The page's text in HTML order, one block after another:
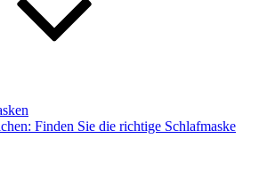
Finden Sie die richtige Schlafmaske